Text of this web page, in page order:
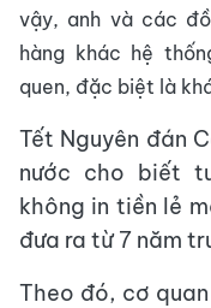
vậy, anh và các
hàng khác hệ
quen, đặc biệt là
Tết Nguyên đán
nước cho biết
không in tiền lẻ
đưa ra từ 7 năm
Theo đó, cơ